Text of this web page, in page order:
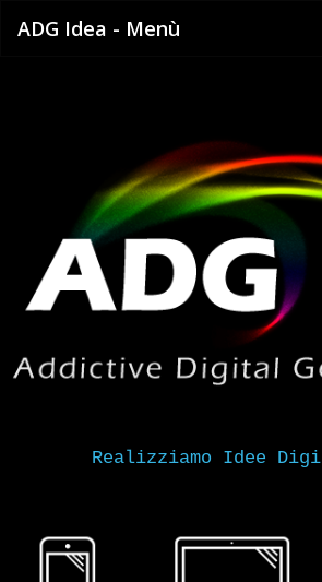
Realizziamo Idee
ADG Idea - Menù